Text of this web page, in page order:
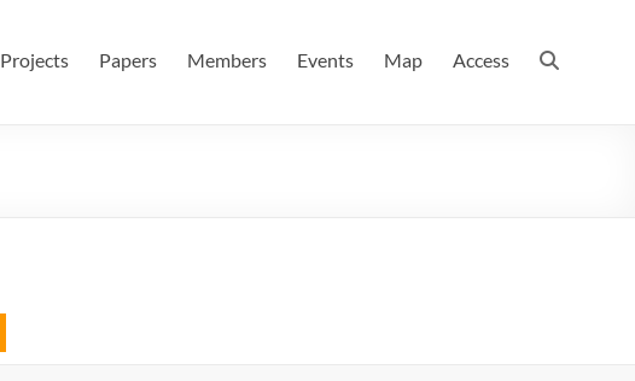
Projects Papers Members Events Map Access